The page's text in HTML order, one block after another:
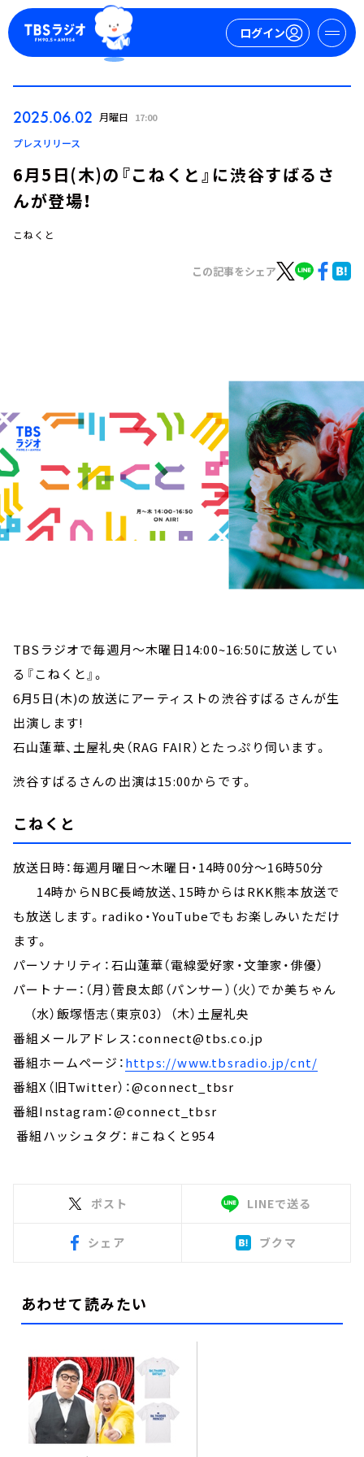
ログイン
YouTube
会社情報
2025.06.02 月曜日 17:00
プレスリリース
6月5日(木)の『こねくと』に渋谷すばるさ
んが登場！
こねくと
この記事をシェア
TBSラジオで毎週月～木曜日14:00~16:50に放送してい
る『こねくと』。
6月5日(木)の放送にアーティストの渋谷すばるさんが生
出演します!
石山蓮華、土屋礼央（RAG FAIR）とたっぷり伺います。
渋谷すばるさんの出演は15:00からです。
こねくと
放送日時：毎週月曜日～木曜日・14時00分～16時50分
14時からNBC長崎放送、15時からはRKK熊本放送で
も放送します。radiko・YouTubeでもお楽しみいただけ
ます。
パーソナリティ：石山蓮華（電線愛好家・文筆家・俳優）
パートナー：（月）菅良太郎（パンサー）（火）でか美ちゃん
（水）飯塚悟志（東京03） （木）土屋礼央
番組メールアドレス：connect@tbs.co.jp
番組ホームページ：https://www.tbsradio.jp/cnt/
番組X（旧Twitter）：@connect_tbsr
番組Instagram：@connect_tbsr
番組ハッシュタグ： #こねくと954
ポスト LINEで送る
シェア ブクマ
あわせて読みたい